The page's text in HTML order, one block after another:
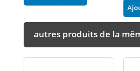
autres produits de la